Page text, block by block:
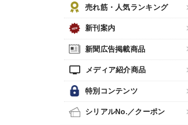
売れ筋・人気ランキング
新刊案内
新聞広告掲載商品
tv メディア紹介商品
特別コンテンツ
シリアルNo.／クーポン